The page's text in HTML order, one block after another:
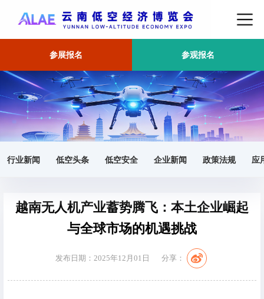
参展报名 参观报名
行业新闻 低空头条 低空安全 企业新闻 政策法规 应
首页 东南亚市场 正文
越南无人机产业蓄势腾飞：本土企业崛起
与全球市场的机遇挑战
发布日期：2025年12月01日 分享：